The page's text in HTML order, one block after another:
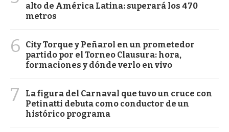
alto de América Latina: superará los 470
metros
6
City Torque y Peñarol en un prometedor
partido por el Torneo Clausura: hora,
formaciones y dónde verlo en vivo
7
La figura del Carnaval que tuvo un cruce con
Petinatti debuta como conductor de un
histórico programa